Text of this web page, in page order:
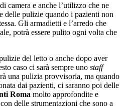
camera e anche l’utilizzo che ne
delle pulizie quando i pazienti non
Gli armadietti e l’arredo che
potrà essere pulito ogni volta che
del letto o anche dopo aver
caso ci sarà sempre uno staff
una pulizia provvisoria, ma quando
dai pazienti, ci saranno poi delle
Roma molto approfondite e
delle strumentazioni che sono a